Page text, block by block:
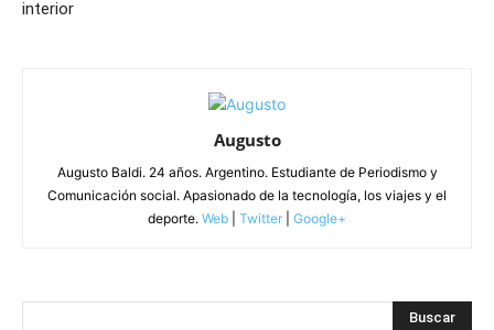
interior
Augusto
Augusto Baldi. 24 años. Argentino. Estudiante de Periodismo y
Comunicación social. Apasionado de la tecnología, los viajes y el
deporte. Web Twitter Google+